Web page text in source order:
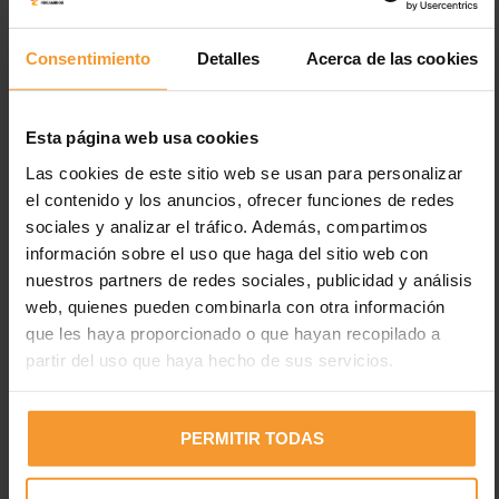
Consentimiento Detalles Acerca de las cookies
Esta página web usa cookies
Las cookies de este sitio web se usan para personalizar
el contenido y los anuncios, ofrecer funciones de redes
sociales y analizar el tráfico. Además, compartimos
información sobre el uso que haga del sitio web con
nuestros partners de redes sociales, publicidad y análisis
web, quienes pueden combinarla con otra información
que les haya proporcionado o que hayan recopilado a
partir del uso que haya hecho de sus servicios.
PERMITIR TODAS
Por su parte, en el caso de inhalación prolongada puede
recomendación es alejarse lo antes posible del lugar y sonarse
la nariz de forma enérgica para tratar de expulsar el polvo o
partículas. En casos graves que necesiten traslado, se
recomienda acostarse con el pecho levantado hacia arriba y
acudir de inmediato al médico especialista.
Etiquetas: precauciones